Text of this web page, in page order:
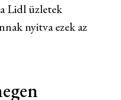
Lidl üzletek
nyitva ezek az